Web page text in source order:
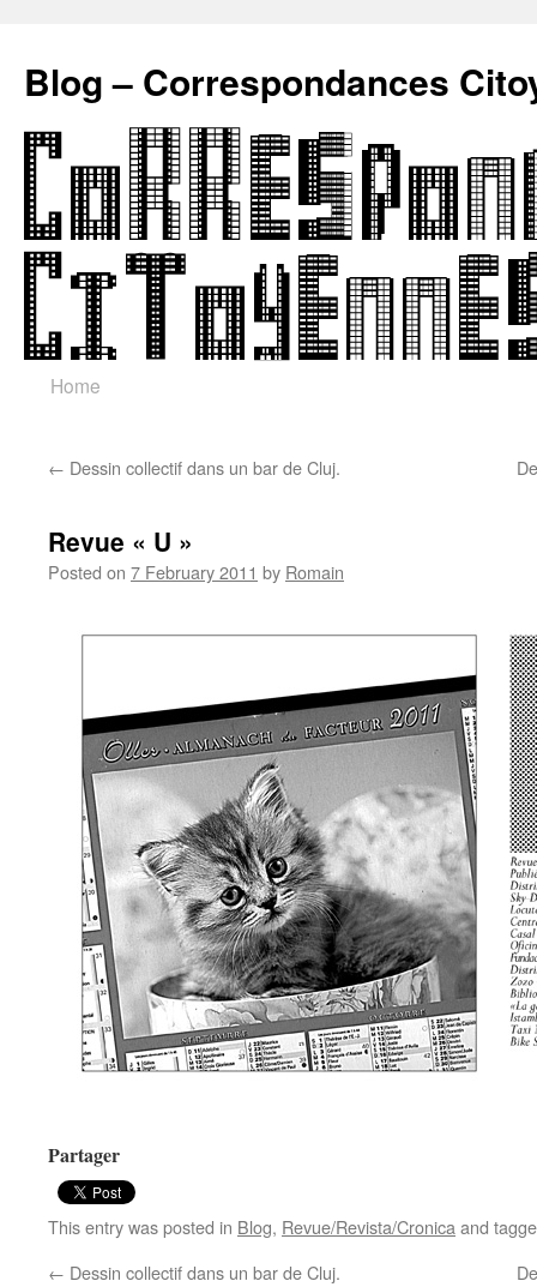
Blog – Correspondances
Skip
content
Home
← Dessin collectif dans un bar de Cluj.
Revue « U »
Posted on 7 February 2011 by Romain
Partager
This entry was posted in Blog, Revue/Revista/Cronicaand
← Dessin collectif dans un bar de Cluj.